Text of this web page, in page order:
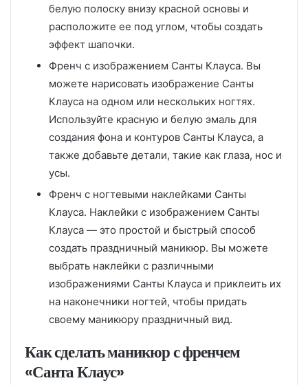
белую полоску внизу красной основы и
расположите ее под углом, чтобы создать
эффект шапочки.
Френч с изображением Санты Клауса. Вы
можете нарисовать изображение Санты
Клауса на одном или нескольких ногтях.
Используйте красную и белую эмаль для
создания фона и контуров Санты Клауса, а
также добавьте детали, такие как глаза, нос и
усы.
Френч с ногтевыми наклейками Санты
Клауса. Наклейки с изображением Санты
Клауса — это простой и быстрый способ
создать праздничный маникюр. Вы можете
выбрать наклейки с различными
изображениями Санты Клауса и приклеить их
на наконечники ногтей, чтобы придать
своему маникюру праздничный вид.
Как сделать маникюр с френчем
«Санта Клаус»